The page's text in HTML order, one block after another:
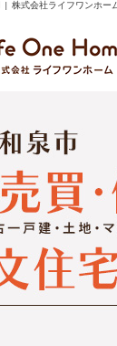
| 株式会社ライフワンホー